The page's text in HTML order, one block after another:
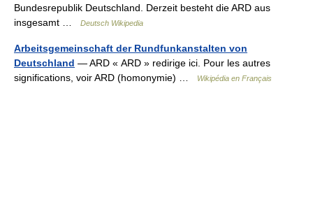
Bundesrepublik Deutschland. Derzeit besteht die ARD aus
insgesamt …
Deutsch Wikipedia
Arbeitsgemeinschaft der Rundfunkanstalten von
Deutschland — ARD « ARD » redirige ici. Pour les autres
significations, voir ARD (homonymie) …
Wikipédia en Français